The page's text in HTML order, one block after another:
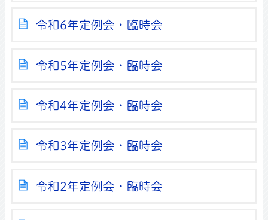
令和6年定例会・臨時会
令和5年定例会・臨時会
令和4年定例会・臨時会
令和3年定例会・臨時会
令和2年定例会・臨時会